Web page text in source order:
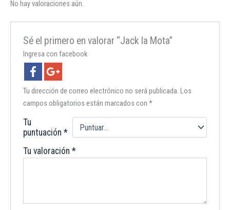
No hay valoraciones aún.
Sé el primero en valorar “Jack la Mota”
Ingresa con facebook
Tu dirección de correo electrónico no será publicada. Los
campos obligatorios están marcados con*
Tu
puntuación*
Tu valoración*